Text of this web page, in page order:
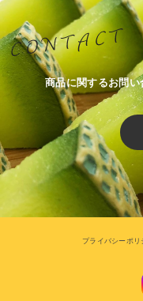
商品に関するお問
プライバシーポリ